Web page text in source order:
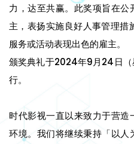
力，达至共赢。此奖项旨在
主，表扬实施良好人事管理
服务或活动表现出色的雇主。
颁奖典礼于2024年9月24日（
行。
时代影视一直以来致力于营
环境。我们将继续秉持「以人